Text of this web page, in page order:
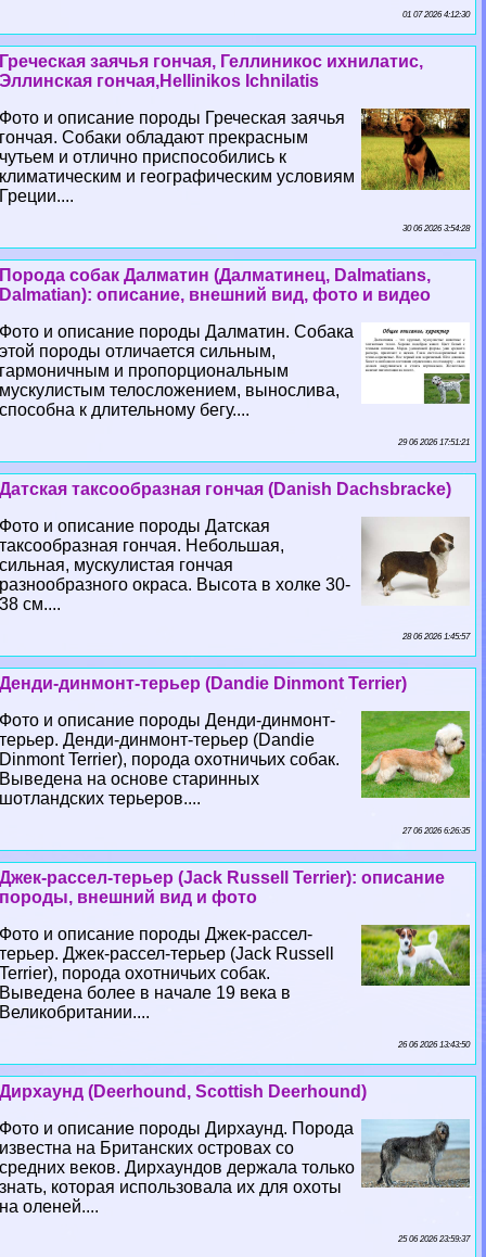
01 07 2026 4:12:30
Греческая заячья гончая, Геллиникос ихнилатис,
Эллинская гончая,Hellinikos Ichnilatis
Фото и описание породы Греческая заячья
гончая. Собаки обладают прекрасным
чутьем и отлично приспособились к
климатическим и географическим условиям
Греции....
30 06 2026 3:54:28
Порода собак Далматин (Далматинец, Dalmatians,
Dalmatian): описание, внешний вид, фото и видео
Фото и описание породы Далматин. Собака
этой породы отличается сильным,
гармоничным и пропорциональным
мускулистым телосложением, вынослива,
способна к длительному бегу....
29 06 2026 17:51:21
Датская таксообразная гончая (Danish Dachsbracke)
Фото и описание породы Датская
таксообразная гончая. Небольшая,
сильная, мускулистая гончая
разнообразного окраса. Высота в холке 30-
38 см....
28 06 2026 1:45:57
Денди-динмонт-терьер (Dandie Dinmont Terrier)
Фото и описание породы Денди-динмонт-
терьер. Денди-динмонт-терьер (Dandie
Dinmont Terrier), порода охотничьих собак.
Выведена на основе старинных
шотландских терьеров....
27 06 2026 6:26:35
Джек-рассел-терьер (Jack Russell Terrier): описание
породы, внешний вид и фото
Фото и описание породы Джек-рассел-
терьер. Джек-рассел-терьер (Jack Russell
Terrier), порода охотничьих собак.
Выведена более в начале 19 века в
Великобритании....
26 06 2026 13:43:50
Дирхаунд (Deerhound, Scottish Deerhound)
Фото и описание породы Дирхаунд. Порода
известна на Британских островах со
средних веков. Дирхаундов держала только
знать, которая использовала их для охоты
на оленей....
25 06 2026 23:59:37